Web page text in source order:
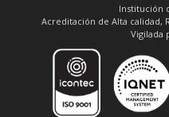
Institución
Acreditación de Alta calidad,
Vigilada